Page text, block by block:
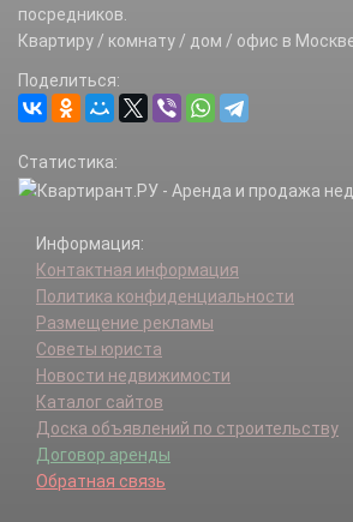
посредников.
Квартиру / комнату / дом / офис в
Поделиться:
Статистика:
Информация:
Контактная информация
Политика конфиденциальности
Размещение рекламы
Советы юриста
Новости недвижимости
Каталог сайтов
Доска объявлений по строительству
Договор аренды
Обратная связь